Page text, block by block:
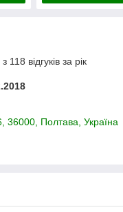
118 відгуків за рік
36000, Полтава, Україна